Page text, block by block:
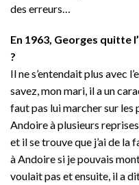
des erreurs…
En 1963, Georges quitte
?
Il ne s’entendait plus avec
savez, mon mari, il a un
faut pas lui marcher sur les
Andoire à plusieurs
et il se trouve que j’ai de la
à Andoire si je pouvais
voulait pas et ensuite, il a